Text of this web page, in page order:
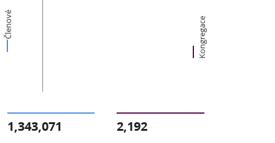
Členové Kongregace
1,343,071 2,192